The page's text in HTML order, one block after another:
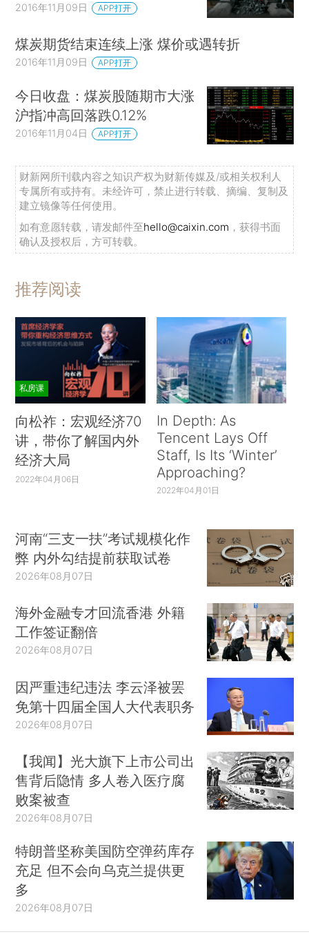
2016年11月09日 APP打开
煤炭期货结束连续上涨 煤价或遇转折
2016年11月09日 APP打开
今日收盘：煤炭股随期市大涨
沪指冲高回落跌0.12%
2016年11月04日 APP打开
财新网所刊载内容之知识产权为财新传媒及/或相关权利人
专属所有或持有。未经许可，禁止进行转载、摘编、复制及
建立镜像等任何使用。
如有意愿转载，请发邮件至hello@caixin.com ，获得书面
确认及授权后，方可转载。
推荐阅读
私房课
向松祚：宏观经济70
讲，带你了解国内外
经济大局
2022年04月06日
In Depth: As
Tencent Lays Off
Staff, Is Its ‘Winter’
Approaching?
2022年04月01日
河南“三支一扶”考试规模化作
弊 内外勾结提前获取试卷
2026年08月07日
海外金融专才回流香港 外籍
工作签证翻倍
2026年08月07日
因严重违纪违法 李云泽被罢
免第十四届全国人大代表职务
2026年08月07日
【我闻】光大旗下上市公司出
售背后隐情 多人卷入医疗腐
败案被查
2026年08月07日
特朗普坚称美国防空弹药库存
充足 但不会向乌克兰提供更
多
2026年08月07日